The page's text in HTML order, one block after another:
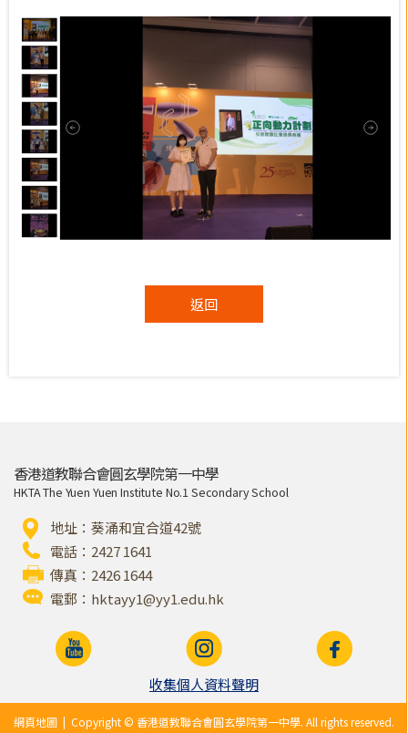
返回
香港道教聯合會圓玄學院第一中學
HKTA The Yuen Yuen Institute No.1 Secondary School
地址：葵涌和宜合道42號
電話：2427 1641
傳真：2426 1644
電郵： hktayy1@yy1.edu.hk
收集個人資料聲明
網頁地圖 | Copyright © 香港道教聯合會圓玄學院第一中學. All rights reserved.